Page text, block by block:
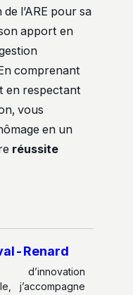
l’ARE pour sa
apport en
comprenant
en respectant
vous
en un
réussite
Renard
d’innovation
j’accompagne